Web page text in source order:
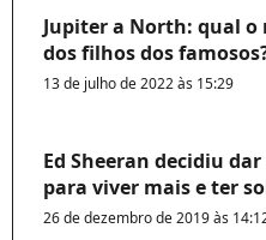
Jupiter a North: qual
dos filhos dos
13 de julho de 2022 às 15:29
Ed Sheeran decidiu
para viver mais e ter
26 de dezembro de 2019 às